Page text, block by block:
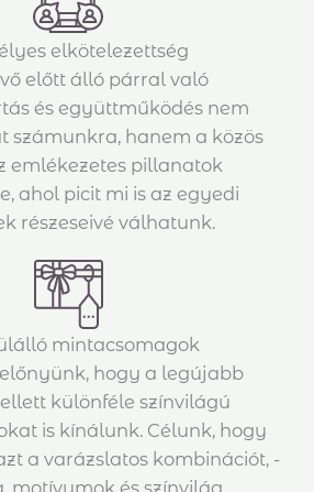
elkötelezettség
előtt álló párral való
és együttműködés nem
számunkra, hanem a közös
emlékezetes pillanatok
ahol picit mi is az egyedi
részeseivé válhatunk.
mintacsomagok
hogy a legújabb
különféle színvilágú
is kínálunk. Célunk, hogy
a varázslatos kombinációt, -